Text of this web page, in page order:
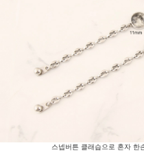
스넵버튼 클래습으로 혼자 한